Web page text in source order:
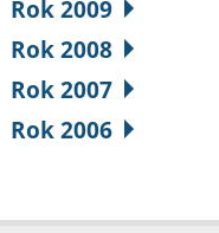
Rok 2009
Rok 2008
Rok 2007
Rok 2006